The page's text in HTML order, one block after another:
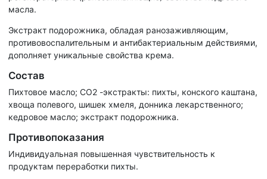
масла.
Экстракт подорожника, обладая ранозаживляющим,
противовоспалительным и антибактериальным действиями,
дополняет уникальные свойства крема.
Состав
Пихтовое масло; СО2 -экстракты: пихты, конского каштана,
хвоща полевого, шишек хмеля, донника лекарственного;
кедровое масло; экстракт подорожника.
Противопоказания
Индивидуальная повышенная чувствительность к
продуктам переработки пихты.